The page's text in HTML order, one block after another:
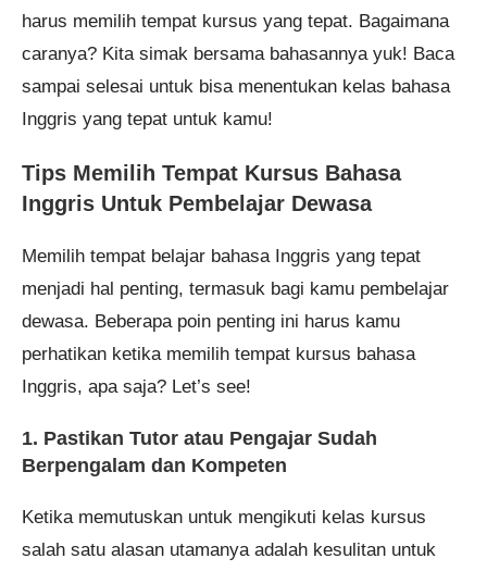
harus memilih tempat kursus yang tepat. Bagaimana
caranya? Kita simak bersama bahasannya yuk! Baca
sampai selesai untuk bisa menentukan kelas bahasa
Inggris yang tepat untuk kamu!
Tips Memilih Tempat Kursus Bahasa
Inggris Untuk Pembelajar Dewasa
Memilih tempat belajar bahasa Inggris yang tepat
menjadi hal penting, termasuk bagi kamu pembelajar
dewasa. Beberapa poin penting ini harus kamu
perhatikan ketika memilih tempat kursus bahasa
Inggris, apa saja? Let’s see!
1. Pastikan Tutor atau Pengajar Sudah
Berpengalam dan Kompeten
Ketika memutuskan untuk mengikuti kelas kursus
salah satu alasan utamanya adalah kesulitan untuk